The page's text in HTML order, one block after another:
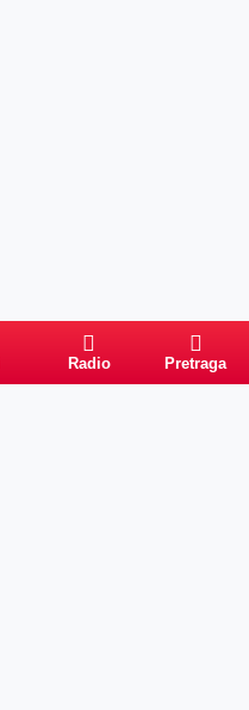
Radio Pretraga